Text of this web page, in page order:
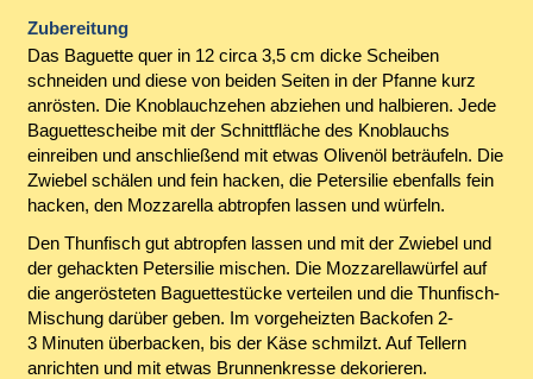
Zubereitung
Das Baguette quer in 12 circa 3,5 cm dicke Scheiben
schneiden und diese von beiden Seiten in der Pfanne kurz
anrösten. Die Knoblauchzehen abziehen und halbieren. Jede
Baguettescheibe mit der Schnittfläche des Knoblauchs
einreiben und anschließend mit etwas Olivenöl beträufeln. Die
Zwiebel schälen und fein hacken, die Petersilie ebenfalls fein
hacken, den Mozzarella abtropfen lassen und würfeln.
Den Thunfisch gut abtropfen lassen und mit der Zwiebel und
der gehackten Petersilie mischen. Die Mozzarellawürfel auf
die angerösteten Baguettestücke verteilen und die Thunfisch-
Mischung darüber geben. Im vorgeheizten Backofen 2-
3 Minuten überbacken, bis der Käse schmilzt. Auf Tellern
anrichten und mit etwas Brunnenkresse dekorieren.